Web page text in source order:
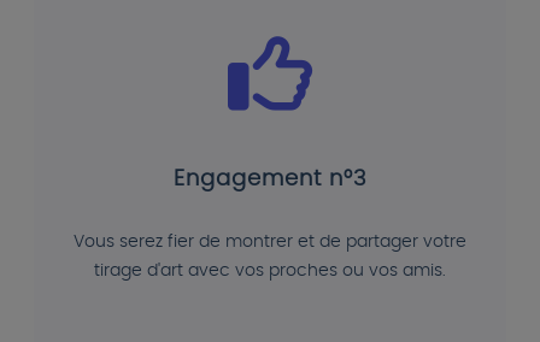
Engagement n°3
Vous serez fier de montrer et de partager votre
tirage d'art avec vos proches ou vos amis.